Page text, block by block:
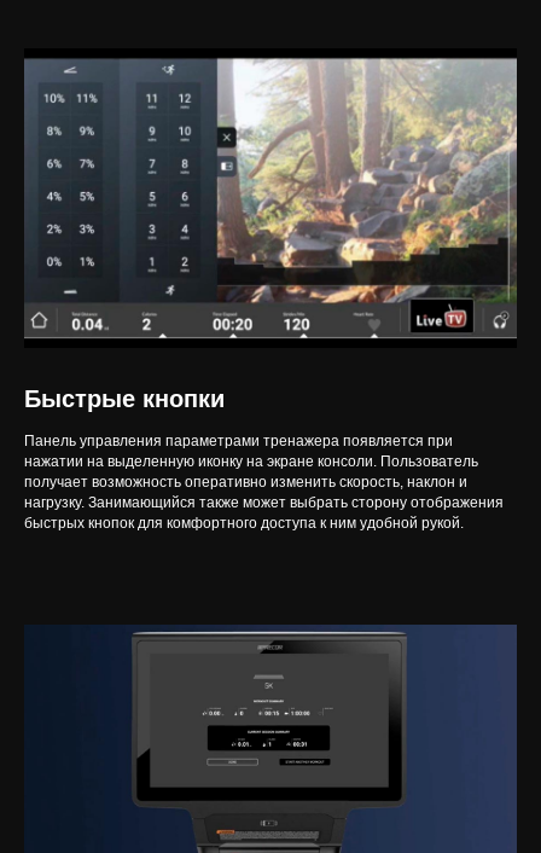
Быстрые кнопки
Панель управления параметрами тренажера появляется при
нажатии на выделенную иконку на экране консоли. Пользователь
получает возможность оперативно изменить скорость, наклон и
нагрузку. Занимающийся также может выбрать сторону отображения
быстрых кнопок для комфортного доступа к ним удобной рукой.